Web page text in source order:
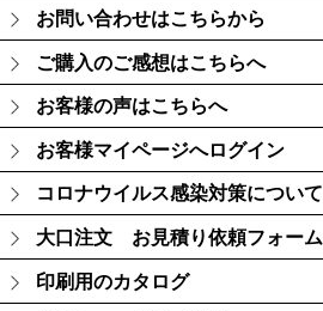
お問い合わせはこちらから
ご購入のご感想はこちらへ
お客様の声はこちらへ
お客様マイページへログイン
コロナウイルス感染対策について
大口注文 お見積り依頼フォーム
印刷用のカタログ